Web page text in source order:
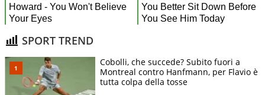
SPORT TREND
Cobolli, che succede? Subito fuori a
Montreal contro Hanfmann, per Flavio è
tutta colpa della tosse